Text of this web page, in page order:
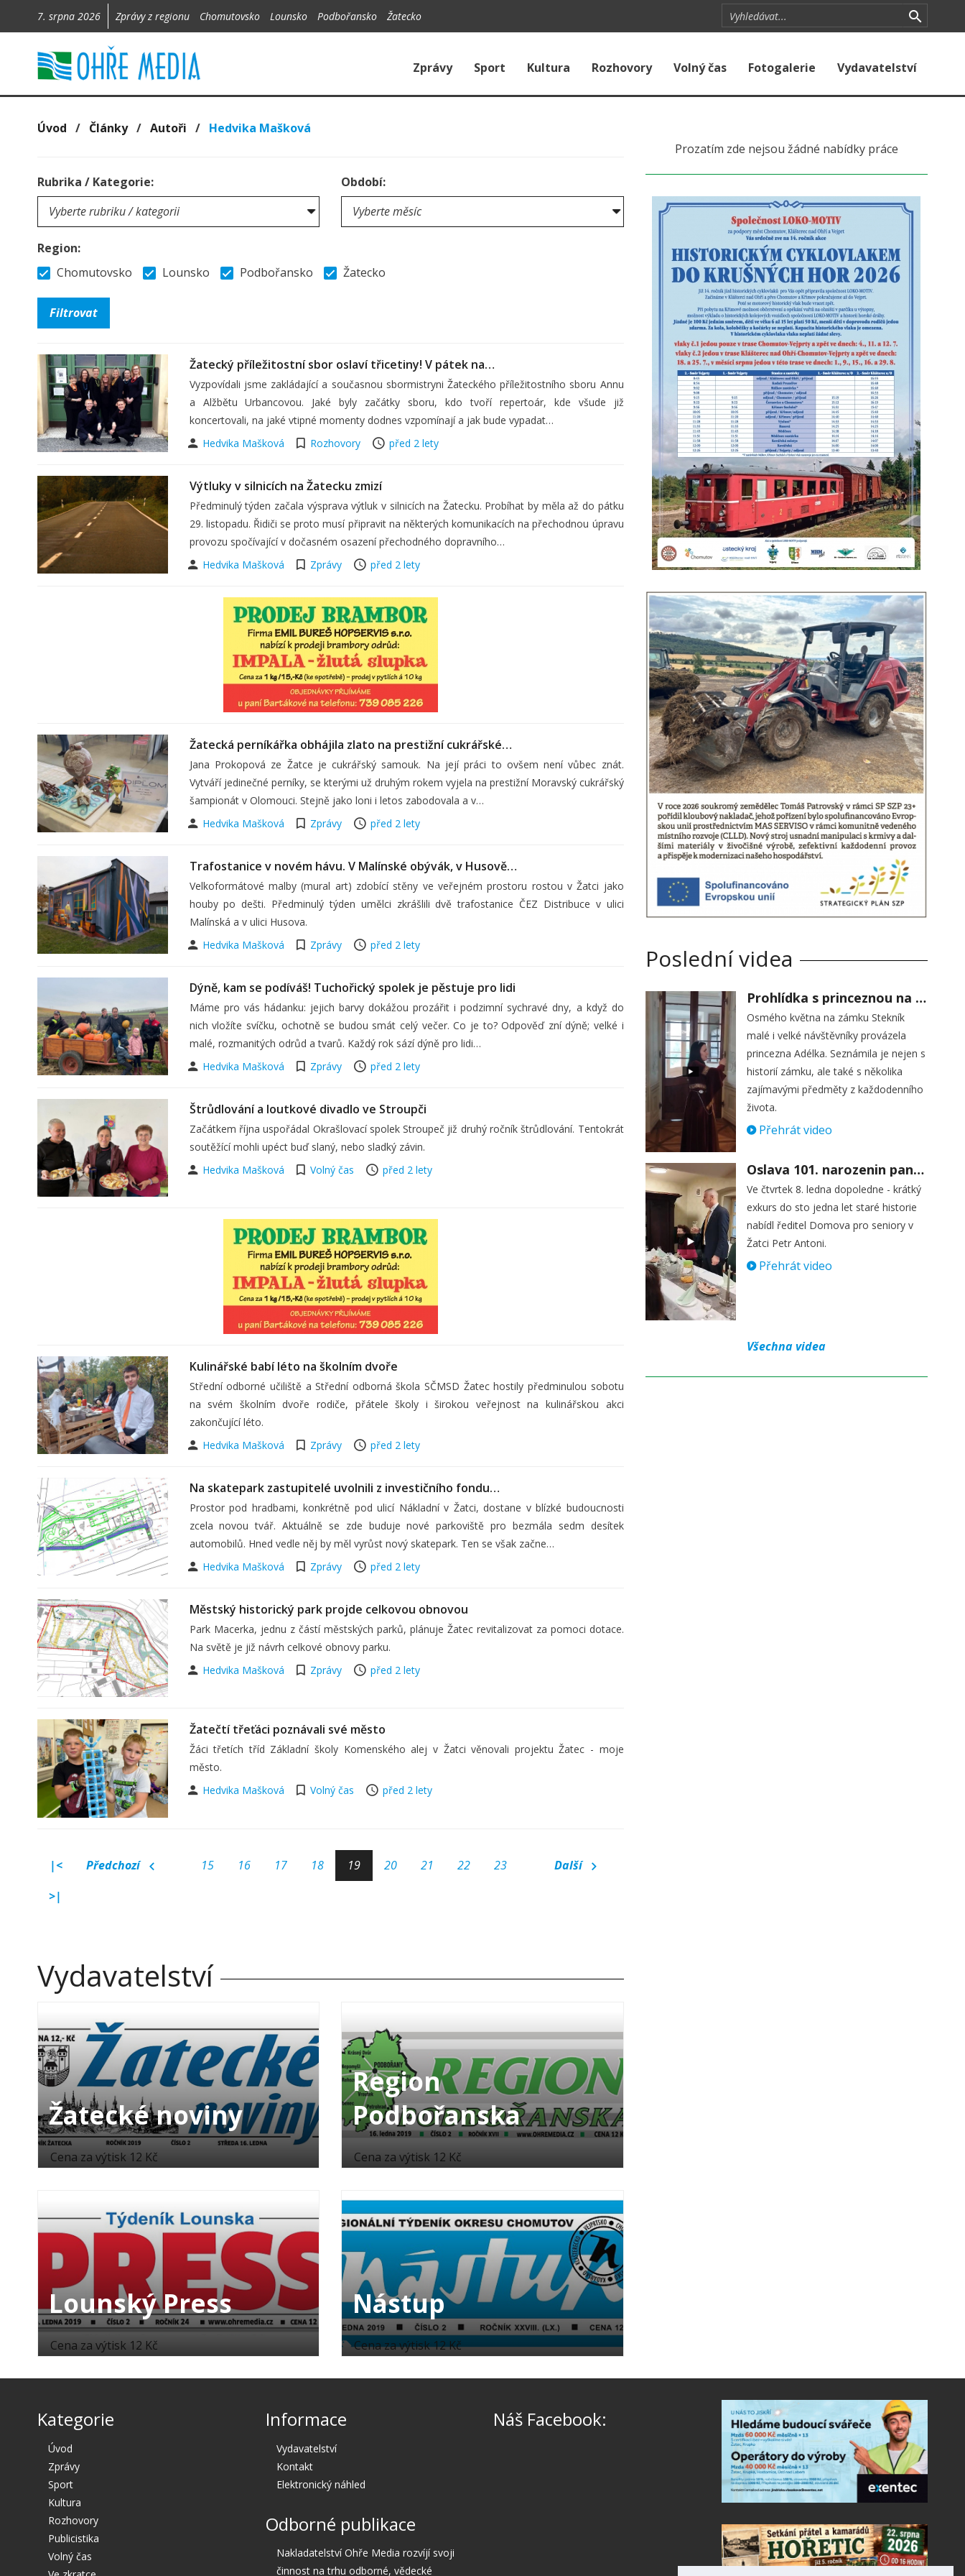
7. srpna 2026 Zprávy z regionu Chomutovsko Lounsko Podbořansko Žatecko
Zprávy Sport Kultura Rozhovory Volný čas Fotogalerie Vydavatelství
Úvod / Články/ Autoři / Hedvika Mašková
Rubrika / Kategorie: Období:
Region:
Chomutovsko
Lounsko Podbořansko Žatecko
Žatecký příležitostní sbor oslaví třicetiny! V pátek na…
Vyzpovídali jsme zakládající a současnou sbormistryni Žateckého příležitostního sboru Annu
a Alžbětu Urbancovou. Jaké byly začátky sboru, kdo tvoří repertoár, kde všude již
koncertovali, na jaké vtipné momenty dodnes vzpomínají a jak bude vypadat…
Hedvika Mašková
Rozhovory před 2 lety
Výtluky v silnicích na Žatecku zmizí
Předminulý týden začala výsprava výtluk v silnicích na Žatecku. Probíhat by měla až do pátku
29. listopadu. Řidiči se proto musí připravit na některých komunikacích na přechodnou úpravu
provozu spočívající v dočasném osazení přechodného dopravního…
Hedvika Mašková
Zprávy před 2 lety
Žatecká perníkářka obhájila zlato na prestižní cukrářské…
Jana Prokopová ze Žatce je cukrářský samouk. Na její práci to ovšem není vůbec znát.
Vytváří jedinečné perníky, se kterými už druhým rokem vyjela na prestižní Moravský cukrářský
šampionát v Olomouci. Stejně jako loni i letos zabodovala a v…
Hedvika Mašková
Zprávy před 2 lety
Trafostanice v novém hávu. V Malínské obývák, v Husově…
Velkoformátové malby (mural art) zdobící stěny ve veřejném prostoru rostou v Žatci jako
houby po dešti. Předminulý týden umělci zkrášlili dvě trafostanice ČEZ Distribuce v ulici
Malínská a v ulici Husova.
Hedvika Mašková
Zprávy před 2 lety
Dýně, kam se podíváš! Tuchořický spolek je pěstuje pro lidi
Máme pro vás hádanku: jejich barvy dokážou prozářit i podzimní sychravé dny, a když do
nich vložíte svíčku, ochotně se budou smát celý večer. Co je to? Odpověď zní dýně; velké i
malé, rozmanitých odrůd a tvarů. Každý rok sází dýně pro lidi…
Hedvika Mašková
Zprávy před 2 lety
Štrůdlování a loutkové divadlo ve Stroupči
Začátkem října uspořádal Okrašlovací spolek Stroupeč již druhý ročník štrůdlování. Tentokrát
soutěžící mohli upéct buď slaný, nebo sladký závin.
Hedvika Mašková
Volný čas před 2 lety
Kulinářské babí léto na školním dvoře
Střední odborné učiliště a Střední odborná škola SČMSD Žatec hostily předminulou sobotu
na svém školním dvoře rodiče, přátele školy i širokou veřejnost na kulinářskou akci
zakončující léto.
Hedvika Mašková
Zprávy před 2 lety
Na skatepark zastupitelé uvolnili z investičního fondu…
Prostor pod hradbami, konkrétně pod ulicí Nákladní v Žatci, dostane v blízké budoucnosti
zcela novou tvář. Aktuálně se zde buduje nové parkoviště pro bezmála sedm desítek
automobilů. Hned vedle něj by měl vyrůst nový skatepark. Ten se však začne…
Hedvika Mašková
Zprávy před 2 lety
Městský historický park projde celkovou obnovou
Park Macerka, jednu z částí městských parků, plánuje Žatec revitalizovat za pomoci dotace.
Na světě je již návrh celkové obnovy parku.
Hedvika Mašková
Zprávy před 2 lety
Žatečtí třeťáci poznávali své město
Žáci třetích tříd Základní školy Komenského alej v Žatci věnovali projektu Žatec - moje
město.
Hedvika Mašková
Volný čas před 2 lety
|< Předchozí 15 16 17 18 19 20 21 22 23
Další
>|
Vydavatelství
Žatecké noviny
Cena za výtisk 12 Kč
Lounský Press
Cena za výtisk 12 Kč
Region
Podbořanska
Cena za výtisk 12 Kč
Nástup
Cena za výtisk 12 Kč
Prozatím zde nejsou žádné nabídky práce
Poslední videa
Prohlídka s princeznou na zámku Stekník
Osmého května na zámku Stekník
malé i velké návštěvníky provázela
princezna Adélka. Seznámila je nejen s
historií zámku, ale také s několika
zajímavými předměty z každodenního
života.
Přehrát video
Oslava 101. narozenin paní Věry Skořepové
Ve čtvrtek 8. ledna dopoledne - krátký
exkurs do sto jedna let staré historie
nabídl ředitel Domova pro seniory v
Žatci Petr Antoni.
Přehrát video
Všechna videa
Kategorie
Úvod
Zprávy
Sport
Kultura
Rozhovory
Publicistika
Volný čas
Informace
Vydavatelství
Kontakt
Elektronický náhled
Odborné publikace
Nakladatelství Ohře Media rozvíjí svoji
činnost na trhu odborné, vědecké
Náš Facebook: